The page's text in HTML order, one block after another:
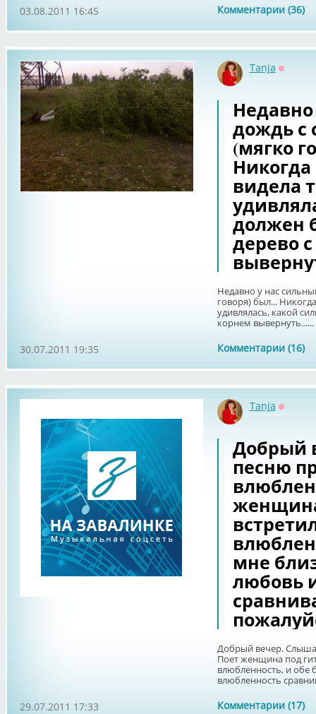
Комментарии (36)
03.08.2011 16:45
Tanja
дождь с
(мягко
видела
должен
дерево
Недавно у нас
говоря) был...
удивлялась, какой
корнем вывернуть......
Комментарии (16)
30.07.2011 19:35
Tanja
Добрый
песню
мне
любовь
Добрый вечер.
Поет женщина под
влюбленность, и обе
влюбленность
Комментарии (17)
29.07.2011 17:33